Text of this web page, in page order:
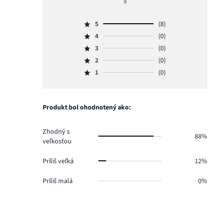
5
Hodnotenie
5,
počet
hlasov
5
(8)
Hodnotenie
4,
počet
hlasov
4
(0)
Hodnotenie
3,
počet
3
(0)
Hodnotenie
2,
0.
2
(0)
Hodnotenie
hlasov
1 (0)
Produkt bol ohodnotený ako:
Zhodný s
veľkosťou
88%
Príliš veľká 12%
Príliš malá 0%